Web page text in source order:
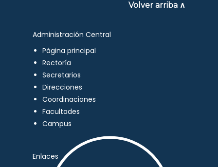
Volver arriba ∧
Administración Central
Página principal
Rectoría
Secretarios
Direcciones
Coordinaciones
Facultades
Campus
Enlaces